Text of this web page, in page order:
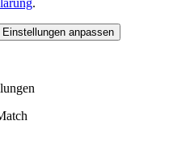
Einstellungen anpassen